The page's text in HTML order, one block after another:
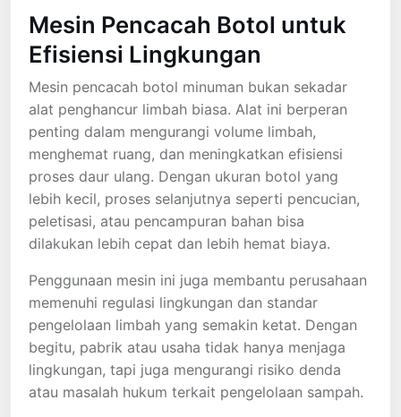
Mesin Pencacah Botol untuk
Efisiensi Lingkungan
Mesin pencacah botol minuman bukan sekadar
alat penghancur limbah biasa. Alat ini berperan
penting dalam mengurangi volume limbah,
menghemat ruang, dan meningkatkan efisiensi
proses daur ulang. Dengan ukuran botol yang
lebih kecil, proses selanjutnya seperti pencucian,
peletisasi, atau pencampuran bahan bisa
dilakukan lebih cepat dan lebih hemat biaya.
Penggunaan mesin ini juga membantu perusahaan
memenuhi regulasi lingkungan dan standar
pengelolaan limbah yang semakin ketat. Dengan
begitu, pabrik atau usaha tidak hanya menjaga
lingkungan, tapi juga mengurangi risiko denda
atau masalah hukum terkait pengelolaan sampah.